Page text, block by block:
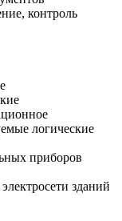
контроль
логические
приборов
зданий